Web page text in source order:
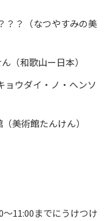
？（なつやすみの美
（和歌山ー日本）
ウダイ・ノ・ヘンソ
美術館たんけん）
11:00までにうけつけ